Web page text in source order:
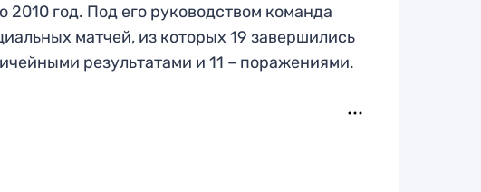
2010 год. Под его руководством команда
матчей, из которых 19 завершились
результатами и 11 – поражениями.